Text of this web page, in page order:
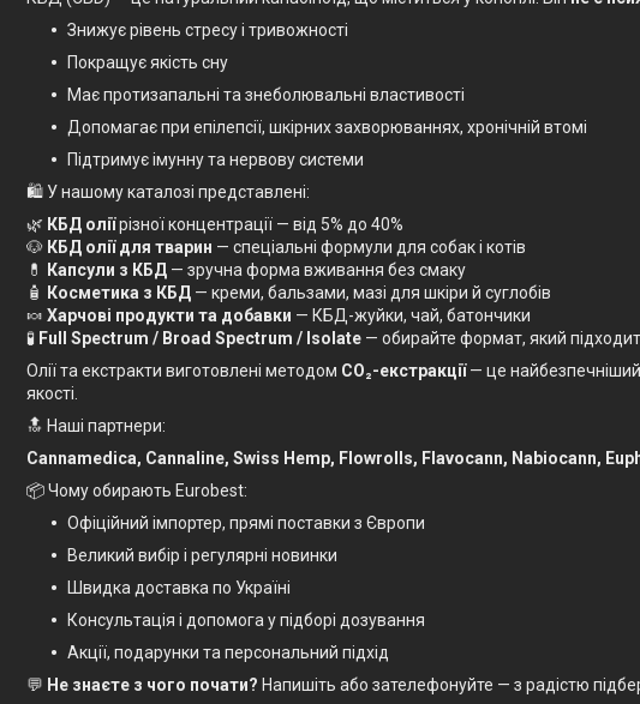
Знижує рівень стресу і тривожності
Покращує якість сну
Має протизапальні та знеболювальні властивості
Допомагає при епілепсії, шкірних захворюваннях, хронічній втомі
Підтримує імунну та нервову системи
🛍 У нашому каталозі представлені:
🌿 КБД оліїрізної концентрації — від 5% до 40%
🐶 КБД олії для тварин — спеціальні формули для собак і котів
💊 Капсули з КБД — зручна форма вживання без смаку
🧴 Косметика з КБД — креми, бальзами, мазі для шкіри й суглобів
🍬 Харчові продукти та добавки — КБД-жуйки, чай, батончики
🧪 Full Spectrum / Broad Spectrum / Isolate — обирайте формат, який
Олії та екстракти виготовлені методом CO₂-екстракції— це найбезпечніший
якості.
🔝 Наші партнери:
Cannamedica, Cannaline, Swiss Hemp, Flowrolls, Flavocann, Nabiocann,
📦 Чому обирають Eurobest:
Офіційний імпортер, прямі поставки з Європи
Великий вибір і регулярні новинки
Швидка доставка по Україні
Консультація і допомога у підборі дозування
Акції, подарунки та персональний підхід
💬 Не знаєте з чого почати? Напишіть або зателефонуйте — з радістю